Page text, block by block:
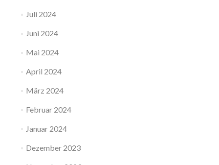
Juli 2024
Juni 2024
Mai 2024
April 2024
März 2024
Februar 2024
Januar 2024
Dezember 2023